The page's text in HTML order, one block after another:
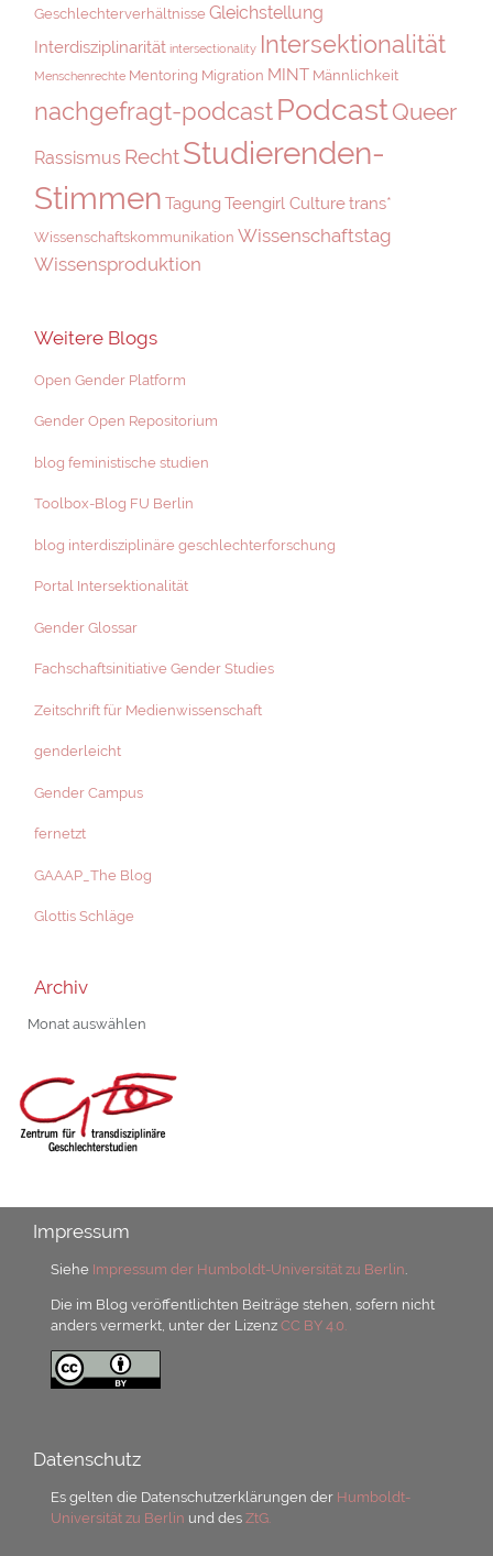
Geschlechterverhältnisse Gleichstellung
Interdisziplinarität intersectionality Intersektionalität
Menschenrechte Mentoring Migration MINT Männlichkeit
nachgefragt-podcastPodcastQueer
Rassismus RechtStudierenden-
Stimmen Tagung Teengirl Culturetrans*
Wissenschaftskommunikation Wissenschaftstag
Wissensproduktion
Weitere Blogs
Open Gender Platform
Gender Open Repositorium
blog feministische studien
Toolbox-Blog FU Berlin
blog interdisziplinäre geschlechterforschung
Portal Intersektionalität
Gender Glossar
Fachschaftsinitiative Gender Studies
Zeitschrift für Medienwissenschaft
genderleicht
Gender Campus
fernetzt
GAAAP_The Blog
Glottis Schläge
Archiv
Archiv
Impressum
Siehe Impressum der Humboldt-Universität zu Berlin
Die im Blog veröffentlichten Beiträge stehen, sofern nicht
anders vermerkt, unter der LizenzCC BY 4.0.
Datenschutz
Es gelten die Datenschutzerklärungen der Humboldt-
Universität zu Berlin und desZtG.